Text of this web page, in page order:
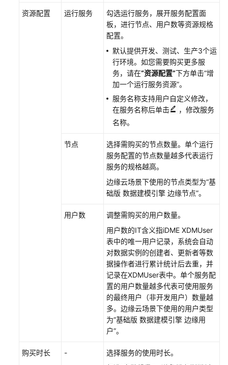
资源配置 运行服务
勾选运行服务，展开服务配置面
板，进行节点、用户数等资源规格
配置。
默认提供开发、测试、生产3个运
行环境。如您需要购买更多服
务，请在“资源配置”下方单击“增
加一个运行服务资源”。
服务名称支持用户自定义修改，
在服务名称后单击
，修改服务
名称。
节点
选择需购买的节点数量。单个运行
服务配置的节点数量越多代表运行
服务的规格越高。
边缘云场景下使用的节点类型为“基
础版 数据建模引擎 边缘节点”。
用户数
调整需购买的用户数量。
用户数的IT含义指iDME XDMUser
表中的唯一用户记录，系统会自动
对数据实例的创建者、更新者等数
据操作者进行累计统计后去重，并
记录在XDMUser表中。单个服务配
置的用户数量越多代表可使用服务
的最终用户（非开发用户）数量越
多。 边缘云场景下使用的用户类型
为“基础版 数据建模引擎 边缘用
户”。
购买时长 -
选择服务的使用时长。